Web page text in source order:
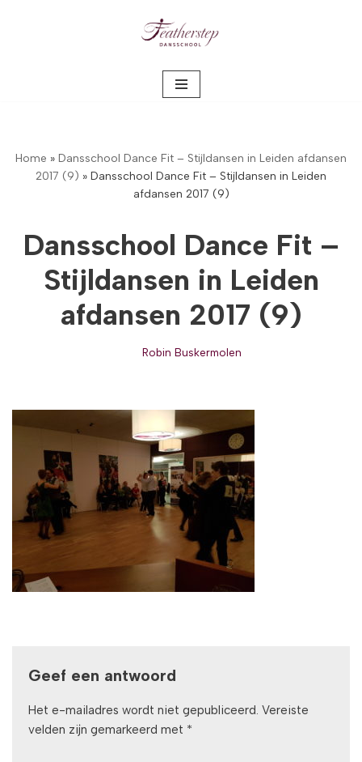
Home » Dansschool Dance Fit – Stijldansen in Leiden afdansen
2017 (9) » Dansschool Dance Fit – Stijldansen in Leiden
afdansen 2017 (9)
Dansschool Dance Fit –
Stijldansen in Leiden
afdansen 2017 (9)
Robin Buskermolen
Geef een antwoord
Het e-mailadres wordt niet gepubliceerd. Vereiste
velden zijn gemarkeerd met *